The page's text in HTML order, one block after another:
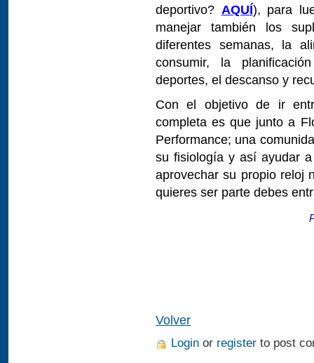
deportivo? AQUÍ), para
manejar también los
diferentes semanas, la
consumir, la
deportes, el descanso y
Con el objetivo de ir
completa es que junto a
Performance; una
su fisiología y así ayudar
aprovechar su propio reloj
quieres ser parte debes
Volver
Login or register to post